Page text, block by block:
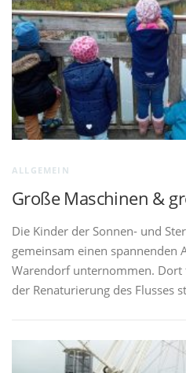
k
t
u
e
l
l
e
s
ALLGEMEIN
Große Maschinen &
Die Kinder der Sonnen- und
gemeinsam einen spannenden
Warendorf unternommen.
der Renaturierung des Flusses